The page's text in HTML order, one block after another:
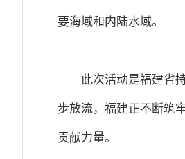
要海域和内陆水域。
此次活动是福建省
步放流，福建正不断筑
贡献力量。